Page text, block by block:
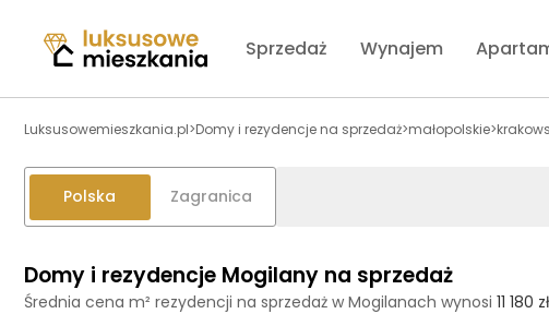
Sprzedaż Wynajem
Luksusowemieszkania.pl>Domy i rezydencje na sprzedaż>małopolskie>
Polska Zagranica
Domy i rezydencje Mogilany na sprzedaż
Średnia cena m² rezydencji na sprzedaż w Mogilanach wynosi 11 180 zł